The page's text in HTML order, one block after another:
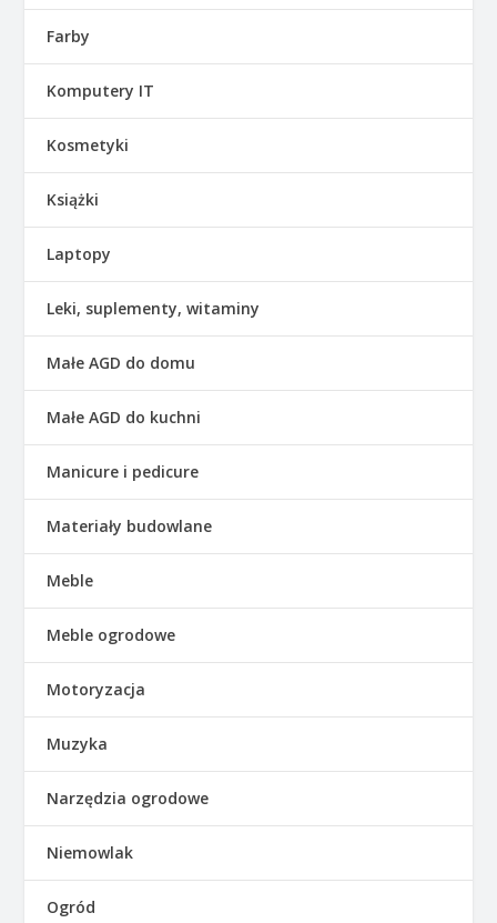
Farby
Komputery IT
Kosmetyki
Książki
Laptopy
Leki, suplementy, witaminy
Małe AGD do domu
Małe AGD do kuchni
Manicure i pedicure
Materiały budowlane
Meble
Meble ogrodowe
Motoryzacja
Muzyka
Narzędzia ogrodowe
Niemowlak
Ogród